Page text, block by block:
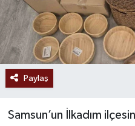
Paylaş
Samsun’un İlkadım